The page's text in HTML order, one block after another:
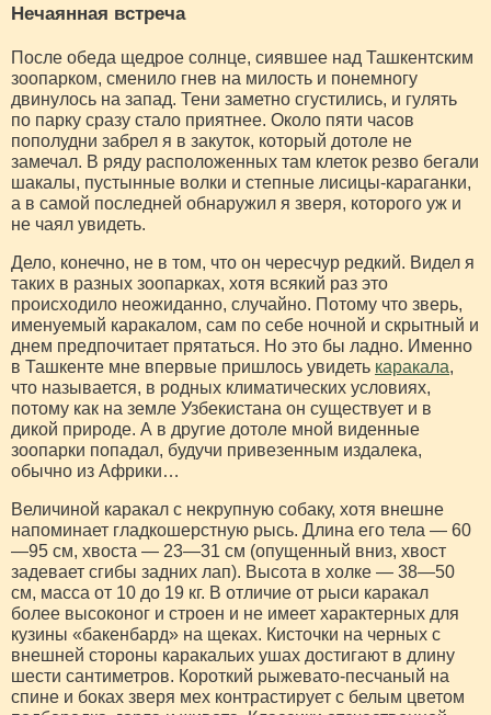
Нечаянная встреча
После обеда щедрое солнце, сиявшее над Ташкентским
зоопарком, сменило гнев на милость и понемногу
двинулось на запад. Тени заметно сгустились, и гулять
по парку сразу стало приятнее. Около пяти часов
пополудни забрел я в закуток, который дотоле не
замечал. В ряду расположенных там клеток резво бегали
шакалы, пустынные волки и степные лисицы-караганки,
а в самой последней обнаружил я зверя, которого уж и
не чаял увидеть.
Дело, конечно, не в том, что он чересчур редкий. Видел я
таких в разных зоопарках, хотя всякий раз это
происходило неожиданно, случайно. Потому что зверь,
именуемый каракалом, сам по себе ночной и скрытный и
днем предпочитает прятаться. Но это бы ладно. Именно
в Ташкенте мне впервые пришлось увидеть каракала,
что называется, в родных климатических условиях,
потому как на земле Узбекистана он существует и в
дикой природе. А в другие дотоле мной виденные
зоопарки попадал, будучи привезенным издалека,
обычно из Африки…
Величиной каракал с некрупную собаку, хотя внешне
напоминает гладкошерстную рысь. Длина его тела — 60
—95 см, хвоста — 23—31 см (опущенный вниз, хвост
задевает сгибы задних лап). Высота в холке — 38—50
см, масса от 10 до 19 кг. В отличие от рыси каракал
более высоконог и строен и не имеет характерных для
кузины «бакенбард» на щеках. Кисточки на черных с
внешней стороны каракальих ушах достигают в длину
шести сантиметров. Короткий рыжевато-песчаный на
спине и боках зверя мех контрастирует с белым цветом